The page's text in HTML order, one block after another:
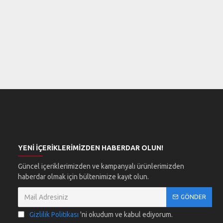
YENI İÇERIKLERIMIZDEN HABERDAR OLUN!
Güncel içeriklerimizden ve kampanyalı ürünlerimizden
haberdar olmak için bültenimize kayıt olun.
GÖNDER
Gizlilik Politikası 'ni okudum ve kabul ediyorum.